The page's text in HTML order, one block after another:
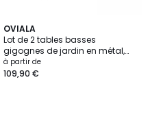
OVIALA
Lot de 2 tables basses
gigognes de jardin en métal,
PALAVAS
à partir de
109,90 €
3,9
/ 5
3
Couleurs